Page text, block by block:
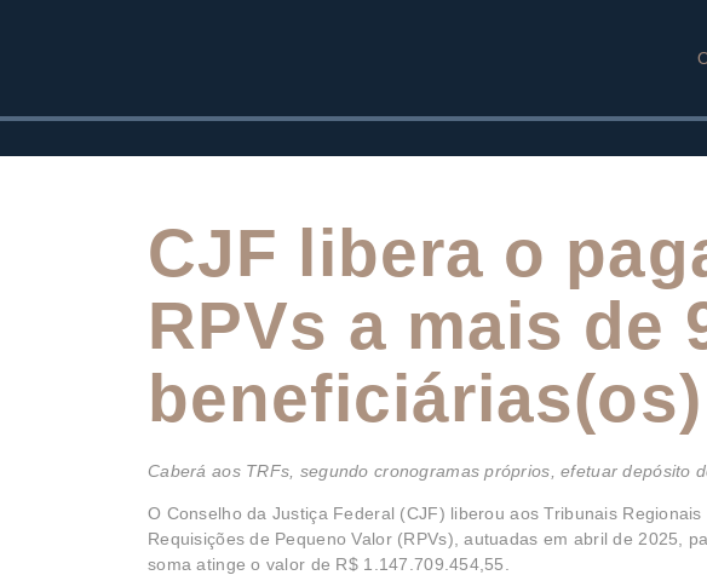
CJF libera o
RPVs a mais de
beneficiárias(os)
Caberá aos TRFs, segundo cronogramas próprios, efetuar depósito
O Conselho da Justiça Federal (CJF) liberou aos Tribunais
Requisições de Pequeno Valor (RPVs), autuadas em abril de 2025,
soma atinge o valor de R$ 1.147.709.454,55.